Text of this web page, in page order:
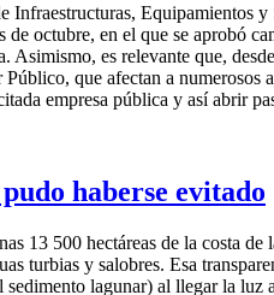
Infraestructuras,
octubre, en el que se aprobó
es relevante que,
que afectan a
empresa pública y así abrir
haberse evitado
13 500 hectáreas de la costa
turbias y salobres. Esa
lagunar) al llegar la luz